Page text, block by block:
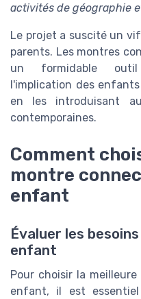
activités de géographie
Le projet a suscité un
parents. Les montres
un formidable outil
l'implication des
en les introduisant
contemporaines.
Comment
montre
enfant
Évaluer les
enfant
Pour choisir la
enfant, il est